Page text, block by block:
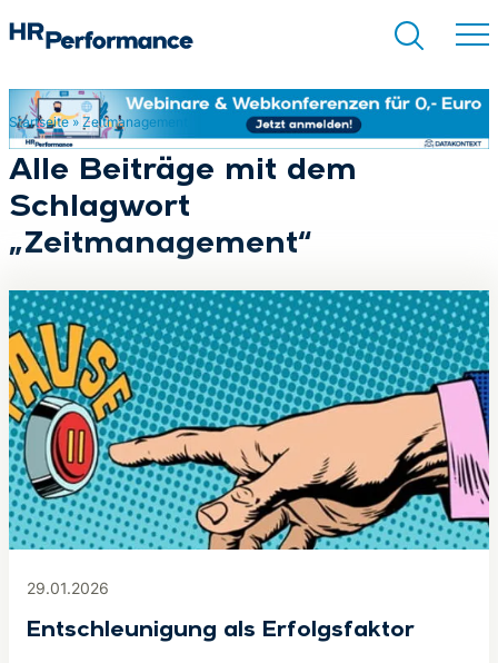
Suchen
Startseite» Zeitmanagement
Alle Beiträge mit dem
Schlagwort
„Zeitmanagement“
29.01.2026
Entschleunigung als Erfolgsfaktor